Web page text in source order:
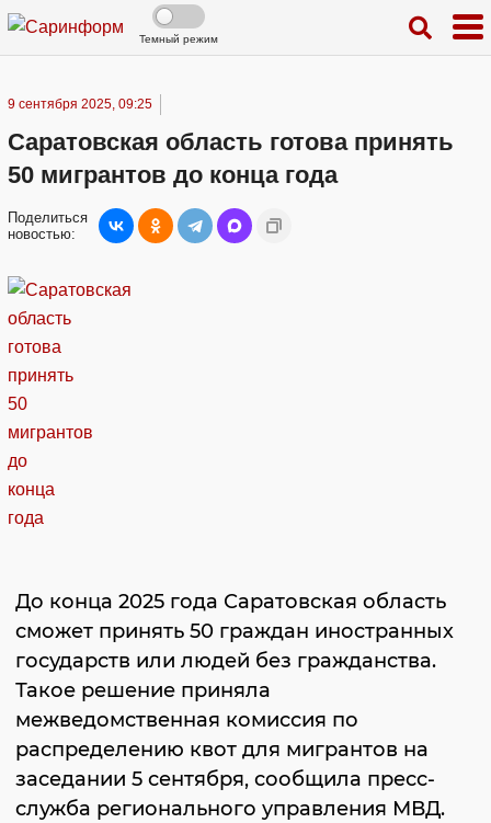
Темный режим
9 сентября 2025, 09:25
Саратовская область готова принять
50 мигрантов до конца года
Поделиться
новостью:
До конца 2025 года Саратовская область
сможет принять 50 граждан иностранных
государств или людей без гражданства.
Такое решение приняла
межведомственная комиссия по
распределению квот для мигрантов на
заседании 5 сентября, сообщила пресс-
служба регионального управления МВД.